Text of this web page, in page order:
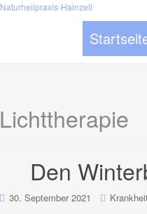
Lichttherapie
Den
30. September 2021